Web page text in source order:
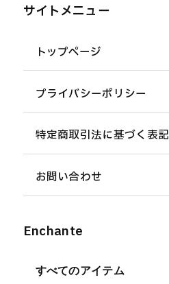
サイトメニュー
トップページ
プライバシーポリシー
特定商取引法に基づく表記
お問い合わせ
Enchante
すべてのアイテム